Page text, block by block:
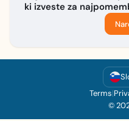
ki izveste za
Terms|
©